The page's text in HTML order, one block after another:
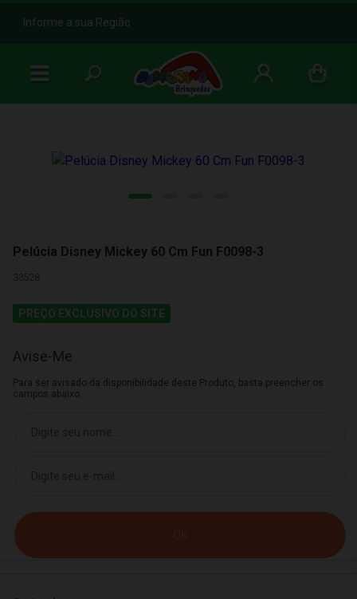
b
Informe a sua Região
Pelúcia Disney Mickey 60 Cm Fun F0098-3
33528
PREÇO EXCLUSIVO DO SITE
Avise-Me
Para ser avisado da disponibilidade deste Produto, basta preencher os
campos abaixo.